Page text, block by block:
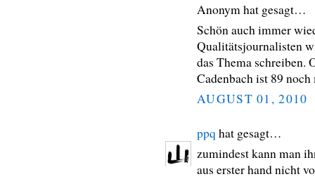
Anonym hat gesagt…
Schön auch immer
Qualitätsjournalisten
das Thema schreiben.
Cadenbach ist 89
AUGUST 01, 2010
ppq hat gesagt…
zumindest kann man
aus erster hand nicht